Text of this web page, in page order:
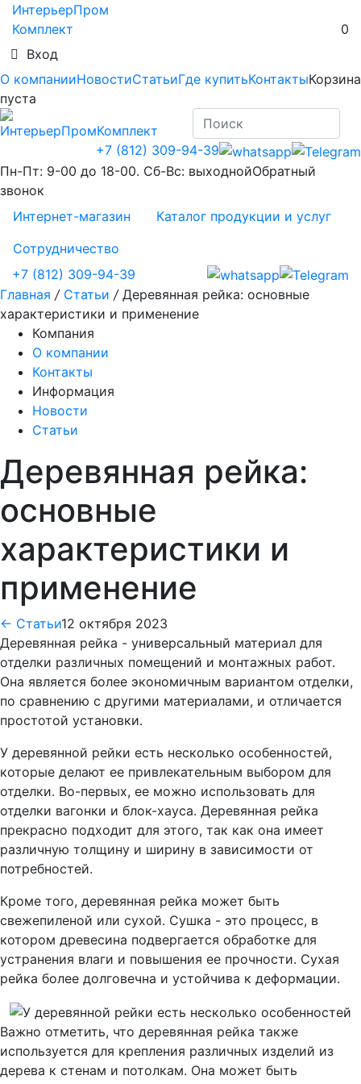
ИнтерьерПром
Комплект
0
Вход
О компанииНовостиСтатьиГде купитьКонтактыКорзина
пуста
+7 (812) 309-94-39
Пн-Пт: 9-00 до 18-00. Сб-Вс: выходнойОбратный
звонок
Интернет-магазин
Каталог продукции и услуг
Сотрудничество
+7 (812) 309-94-39
Главная / Статьи /Деревянная рейка: основные
характеристики и применение
Компания
О компании
Контакты
Информация
Новости
Статьи
Деревянная рейка:
основные
характеристики и
применение
← Статьи12 октября 2023
Деревянная рейка - универсальный материал для
отделки различных помещений и монтажных работ.
Она является более экономичным вариантом отделки,
по сравнению с другими материалами, и отличается
простотой установки.
У деревянной рейки есть несколько особенностей,
которые делают ее привлекательным выбором для
отделки. Во-первых, ее можно использовать для
отделки вагонки и блок-хауса. Деревянная рейка
прекрасно подходит для этого, так как она имеет
различную толщину и ширину в зависимости от
потребностей.
Кроме того, деревянная рейка может быть
свежепиленой или сухой. Сушка - это процесс, в
котором древесина подвергается обработке для
устранения влаги и повышения ее прочности. Сухая
рейка более долговечна и устойчива к деформации.
Важно отметить, что деревянная рейка также
используется для крепления различных изделий из
дерева к стенам и потолкам. Она может быть